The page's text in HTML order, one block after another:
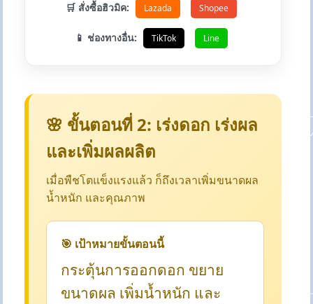
🛒 สั่งซื้อฮิวมิค: Lazada Shopee
📱 ช่องทางอื่น: TikTok Line
🌸 ขั้นตอนที่ 2: เร่งดอก เร่งผล
และเพิ่มผลผลิต
เมื่อพืชโตแข็งแรงแล้ว ก็ถึงเวลาเพิ่มขนาดผล
น้ำหนัก และคุณภาพ
🎯 เป้าหมายขั้นตอนนี้
กระตุ้นการออกดอก ขยาย
ขนาดผล เพิ่มน้ำหนัก และ